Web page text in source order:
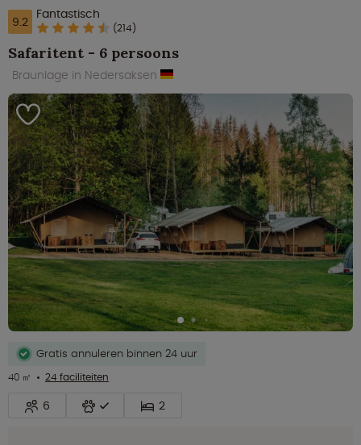
9.2 Fantastisch
(214)
Safaritent - 6 persoons
Braunlage in Nedersaksen
Gratis annuleren binnen 24 uur
40 ㎡
24 faciliteiten
6 2